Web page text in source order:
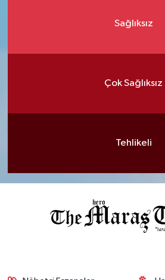
Sağlıksız
Çok Sağlıksız
Tehlikeli